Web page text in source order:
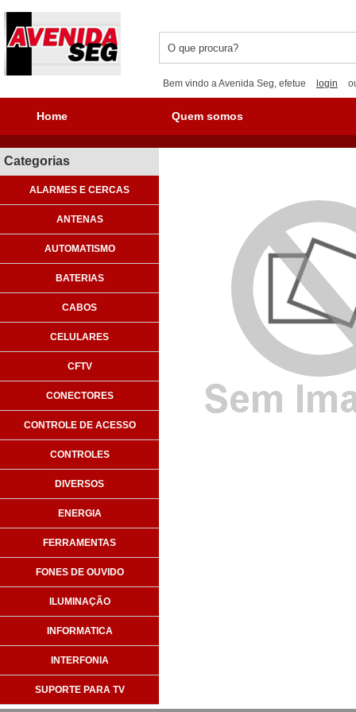
Bem vindo a Avenida Seg, efetue login
Home Quem somos
Categorias
ALARMES E CERCAS
ANTENAS
AUTOMATISMO
BATERIAS
CABOS
CELULARES
CFTV
CONECTORES
CONTROLE DE ACESSO
CONTROLES
DIVERSOS
ENERGIA
FERRAMENTAS
FONES DE OUVIDO
ILUMINAÇÃO
INFORMATICA
INTERFONIA
SUPORTE PARA TV